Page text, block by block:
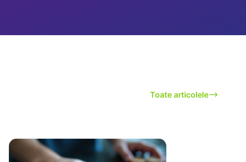
Toate articolele